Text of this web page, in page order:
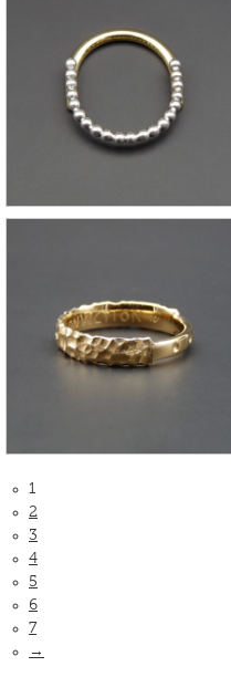
1
2
3
4
5
6
7
→